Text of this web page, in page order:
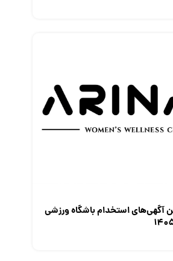
آگهی‌های استخدام باشگاه ورزشی